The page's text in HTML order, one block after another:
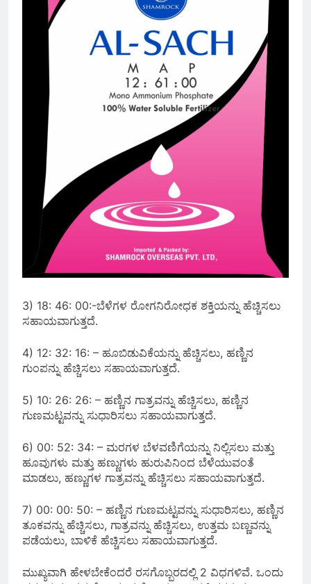
3) 18: 46: 00:-ಬೆಳೆಗಳ ರೋಗನಿರೋಧಕ ಶಕ್ತಿಯನ್ನು ಹೆಚ್ಚಿಸಲು
ಸಹಾಯವಾಗುತ್ತದೆ.
4) 12: 32: 16: – ಹೂಬಿಡುವಿಕೆಯನ್ನು ಹೆಚ್ಚಿಸಲು, ಹಣ್ಣಿನ
ಗುಂಪನ್ನು ಹೆಚ್ಚಿಸಲು ಸಹಾಯವಾಗುತ್ತದೆ.
5) 10: 26: 26: – ಹಣ್ಣಿನ ಗಾತ್ರವನ್ನು ಹೆಚ್ಚಿಸಲು, ಹಣ್ಣಿನ
ಗುಣಮಟ್ಟವನ್ನು ಸುಧಾರಿಸಲು ಸಹಾಯವಾಗುತ್ತದೆ.
6) 00: 52: 34: – ಮರಗಳ ಬೆಳವಣಿಗೆಯನ್ನು ನಿಲ್ಲಿಸಲು ಮತ್ತು
ಹೂವುಗಳು ಮತ್ತು ಹಣ್ಣುಗಳು ಹುರುಪಿನಿಂದ ಬೆಳೆಯುವಂತೆ
ಮಾಡಲು, ಹಣ್ಣುಗಳ ಗಾತ್ರವನ್ನು ಹೆಚ್ಚಿಸಲು ಸಹಾಯವಾಗುತ್ತದೆ.
7) 00: 00: 50: – ಹಣ್ಣಿನ ಗುಣಮಟ್ಟವನ್ನು ಸುಧಾರಿಸಲು, ಹಣ್ಣಿನ
ತೂಕವನ್ನು ಹೆಚ್ಚಿಸಲು, ಗಾತ್ರವನ್ನು ಹೆಚ್ಚಿಸಲು, ಉತ್ತಮ ಬಣ್ಣವನ್ನು
ಪಡೆಯಲು, ಬಾಳಿಕೆ ಹೆಚ್ಚಿಸಲು ಸಹಾಯವಾಗುತ್ತದೆ.
ಮುಖ್ಯವಾಗಿ ಹೇಳಬೇಕೆಂದರೆ ರಸಗೊಬ್ಬರದಲ್ಲಿ 2 ವಿಧಗಳಿವೆ. ಒಂದು